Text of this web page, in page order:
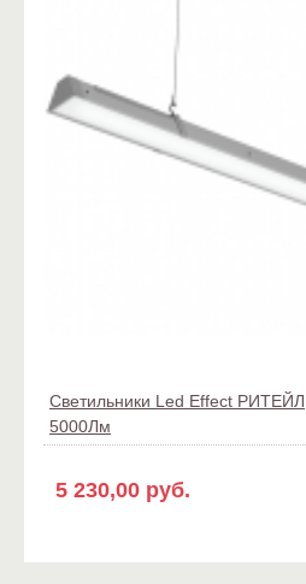
Светильники Led Effect
5000Лм
5 230,00 руб.